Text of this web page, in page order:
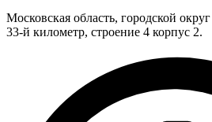
Московская область, городской
33-й километр, строение 4 корпус 2.